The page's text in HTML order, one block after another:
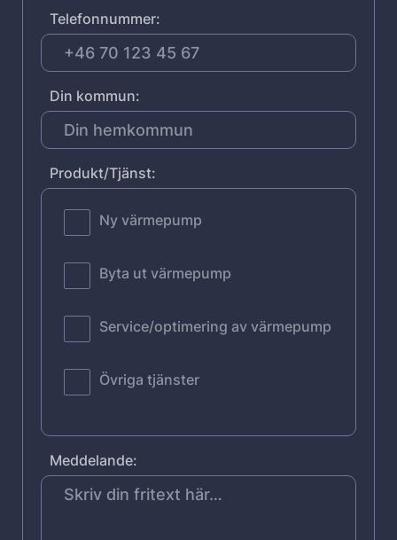
Telefonnummer:
Din kommun:
Produkt/Tjänst:
Ny värmepump
Byta ut värmepump
Service/optimering av värmepump
Övriga tjänster
Meddelande: